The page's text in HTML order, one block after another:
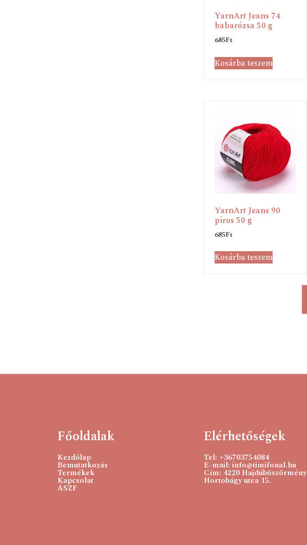
YarnArt Jeans 74
babarózsa 50 g
685Ft
Kosárba teszem
YarnArt Jeans 90
piros 50 g
685Ft
Kosárba teszem
Főoldalak
Kezdőlap
Bemutatkozás
Termékek
Kapcsolat
ÁSZF
Elérhetőségek
Tel: +36703754084
E-mail: info@timifonal.hu
Cím: 4220 Hajdúböszörmény
Hortobágy utca 15.